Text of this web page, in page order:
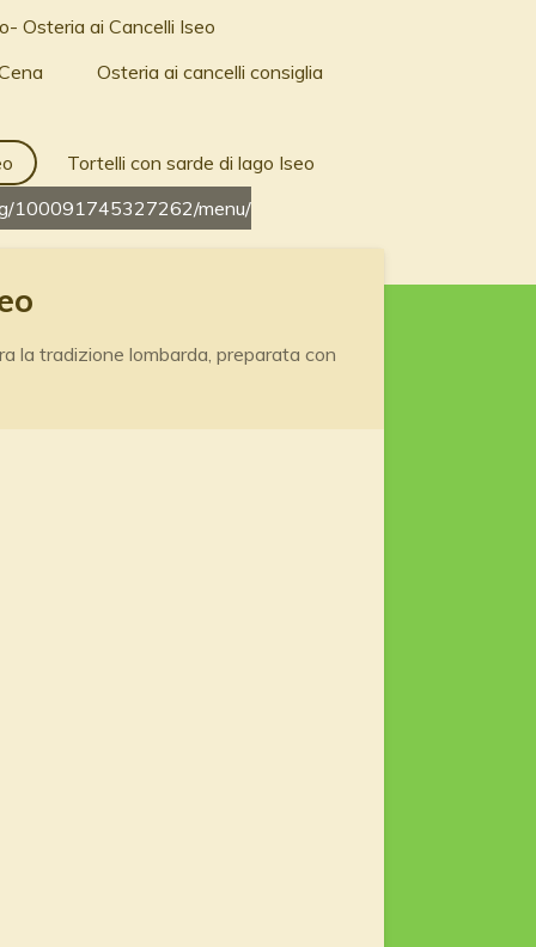
Osteria ai Cancelli Iseo
Osteria ai cancelli consiglia
Tortelli con sarde di lago Iseo
100091745327262/menu/
la tradizione lombarda, preparata con